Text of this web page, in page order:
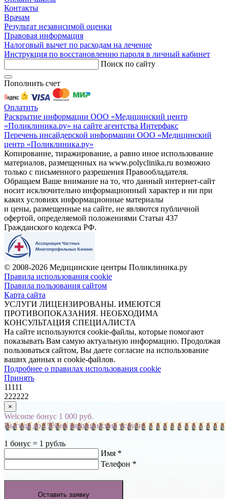
Контакты
Врачам
Результат независимой оценки
Правовая информация
Налоговый вычет по расходам на лечение
Инструкция по восстановлению пароля в личный кабинет
Поиск по сайту
Пополнить счет
Оплатить
Раскрытие информации ООО «Медицинский центр
«Поликлиника.ру» на сайте агентства Интерфакс
Перечень инсайдерской информации ООО «Медицинский
центр «Поликлиника.ру»
Копирование, тиражирование, а равно иное использование
материалов, размещенных на www.polyclinika.ru возможно
только с письменного разрешения Правообладателя.
Обращаем Ваше внимание на то, что данный интернет-сайт
носит исключительно информационный характер и ни при
каких условиях информационные материалы
и цены, размещенные на сайте, не являются публичной
офертой, определяемой положениями Статьи 437
Гражданского кодекса РФ.
© 2008-2026 Медицинские центры Поликлиника.ру
Правила использования cookie
Правила пользования сайтом
Карта сайта
УСЛУГИ ЛИЦЕНЗИРОВАНЫ. ИМЕЮТСЯ
ПРОТИВОПОКАЗАНИЯ. НЕОБХОДИМА
КОНСУЛЬТАЦИЯ СПЕЦИАЛИСТА
На сайте используются cookie-файлы, которые помогают
показывать Вам самую актуальную информацию. Продолжая
пользоваться сайтом, Вы даете согласие на использование
ваших данных и cookie-файлов.
Подробнее о правилах использования cookie
Принять
11111
222222
×
Welcome бонус 1 000 руб.
Выгода до 15% на медицинские услуги
1 бонус = 1 рубль
Имя *
Телефон *
Оставить заявку